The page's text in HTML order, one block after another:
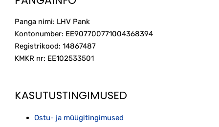
Panga nimi: LHV Pank
Kontonumber: EE907700771004368394
Registrikood: 14867487
KMKR nr: EE102533501
KASUTUSTINGIMUSED
Ostu- ja müügitingimused